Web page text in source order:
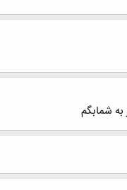
شمابگم